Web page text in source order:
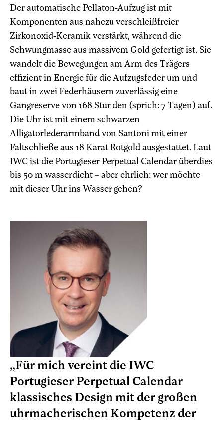
Der automatische Pellaton-Aufzug ist mit
Komponenten aus nahezu verschleißfreier
Zirkonoxid-Keramik verstärkt, während die
Schwungmasse aus massivem Gold gefertigt ist. Sie
wandelt die Bewegungen am Arm des Trägers
effizient in Energie für die Aufzugsfeder um und
baut in zwei Federhäusern zuverlässig eine
Gangreserve von 168 Stunden (sprich: 7 Tagen) auf.
Die Uhr ist mit einem schwarzen
Alligatorlederarmband von Santoni mit einer
Faltschließe aus 18 Karat Rotgold ausgestattet. Laut
IWC ist die Portugieser Perpetual Calendar überdies
bis 50 m wasserdicht – aber ehrlich: wer möchte
mit dieser Uhr ins Wasser gehen?
„Für mich vereint die IWC
Portugieser Perpetual Calendar
klassisches Design mit der großen
uhrmacherischen Kompetenz der